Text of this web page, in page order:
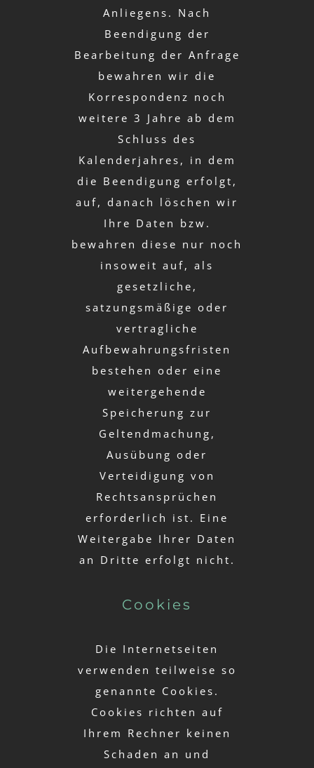
Anliegens. Nach
Beendigung der
Bearbeitung der Anfrage
bewahren wir die
Korrespondenz noch
weitere 3 Jahre ab dem
Schluss des
Kalenderjahres, in dem
die Beendigung erfolgt,
auf, danach löschen wir
Ihre Daten bzw.
bewahren diese nur noch
insoweit auf, als
gesetzliche,
satzungsmäßige oder
vertragliche
Aufbewahrungsfristen
bestehen oder eine
weitergehende
Speicherung zur
Geltendmachung,
Ausübung oder
Verteidigung von
Rechtsansprüchen
erforderlich ist. Eine
Weitergabe Ihrer Daten
an Dritte erfolgt nicht.
Cookies
Die Internetseiten
verwenden teilweise so
genannte Cookies.
Cookies richten auf
Ihrem Rechner keinen
Schaden an und